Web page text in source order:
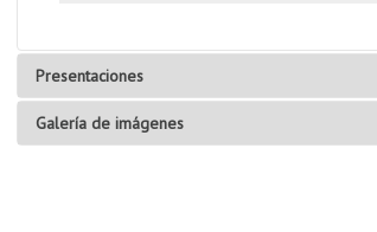
Presentaciones
Introducción.
Galería de imágenes